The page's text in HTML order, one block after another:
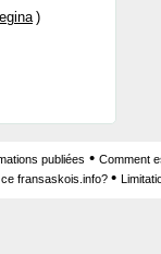
)
publiées • Comment
fransaskois.info? •